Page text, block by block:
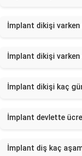
İmplant dikişi varken
İmplant dikişi varken
İmplant dikişi kaç
İmplant devlette
İmplant diş kaç